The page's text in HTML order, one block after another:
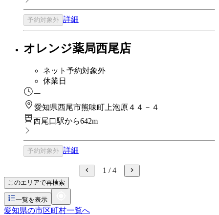
予約対象外 詳細
オレンジ薬局西尾店
ネット予約対象外
休業日
ー
愛知県西尾市熊味町上泡原４４－４
西尾口駅から642m
予約対象外 詳細
1 /4
このエリアで再検索
一覧を表示
愛知県の市区町村一覧へ